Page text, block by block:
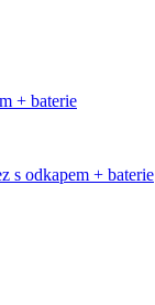
+ baterie
s odkapem + baterie